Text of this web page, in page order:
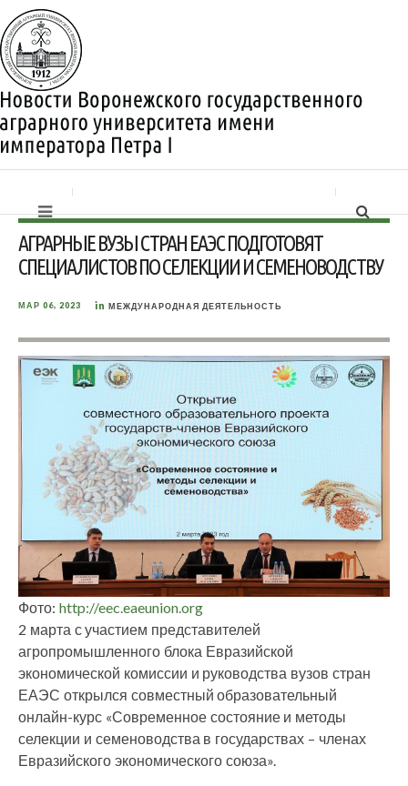
АГРАРНЫЕ ВУЗЫ СТРАН ЕАЭС ПОДГОТОВЯТ
СПЕЦИАЛИСТОВ ПО СЕЛЕКЦИИ И СЕМЕНОВОДСТВУ
МАР 06, 2023 in МЕЖДУНАРОДНАЯ ДЕЯТЕЛЬНОСТЬ
Фото: http://eec.eaeunion.org
2 марта с участием представителей
агропромышленного блока Евразийской
экономической комиссии и руководства вузов стран
ЕАЭС открылся совместный образовательный
онлайн-курс «Современное состояние и методы
селекции и семеноводства в государствах – членах
Евразийского экономического союза».